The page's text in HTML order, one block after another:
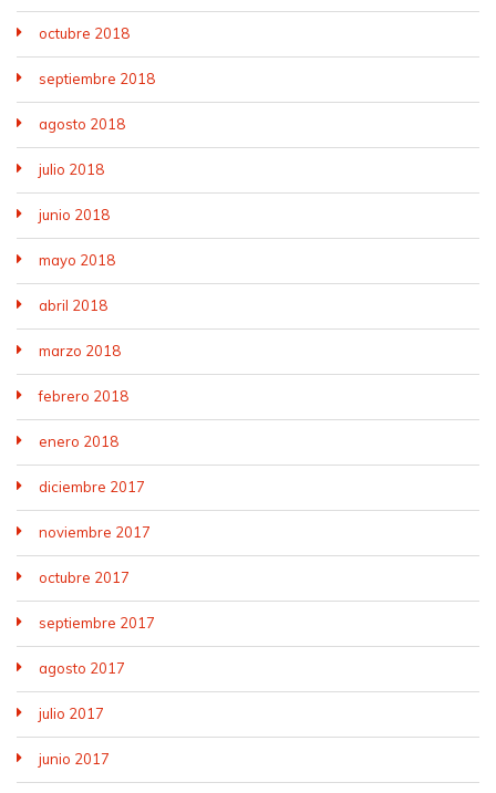
octubre 2018
septiembre 2018
agosto 2018
julio 2018
junio 2018
mayo 2018
abril 2018
marzo 2018
febrero 2018
enero 2018
diciembre 2017
noviembre 2017
octubre 2017
septiembre 2017
agosto 2017
julio 2017
junio 2017